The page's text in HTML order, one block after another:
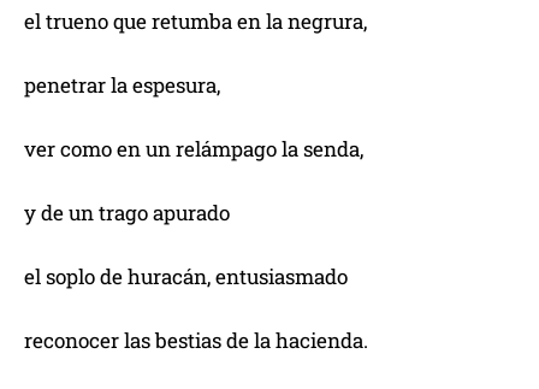
el trueno que retumba en la negrura,
penetrar la espesura,
ver como en un relámpago la senda,
y de un trago apurado
el soplo de huracán, entusiasmado
reconocer las bestias de la hacienda.